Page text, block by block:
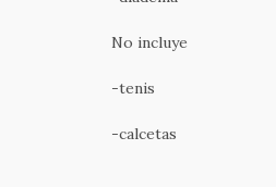
No incluye
-tenis
-calcetas